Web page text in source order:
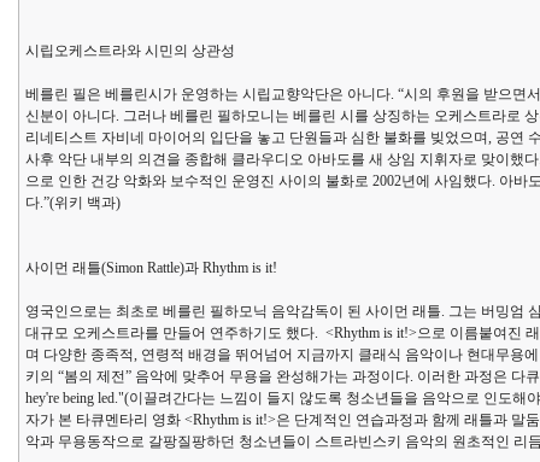
시립오케스트라와 시민의 상관성
베를린 필은 베를린시가 운영하는 시립교향악단은 아니다. “시의 후원을 받으
신분이 아니다. 그러나 베를린 필하모니는 베를린 시를 상징하는 오케스트라로
리네티스트 자비네 마이어의 입단을 놓고 단원들과 심한 불화를 빚었으며, 공연
사후 악단 내부의 의견을 종합해 클라우디오 아바도를 새 상임 지휘자로 맞이했
으로 인한 건강 악화와 보수적인 운영진 사이의 불화로 2002년에 사임했다. 아
다.”(위키 백과)
사이먼 래틀(Simon Rattle)과 Rhythm is it!
영국인으로는 최초로 베를린 필하모닉 음악감독이 된 사이먼 래틀. 그는 버밍엄
대규모 오케스트라를 만들어 연주하기도 했다. <Rhythm is it!>으로 이름붙여진
며 다양한 종족적, 연령적 배경을 뛰어넘어 지금까지 클래식 음악이나 현대무용
키의 “봄의 제전” 음악에 맞추어 무용을 완성해가는 과정이다. 이러한 과정은 다
hey're being led."(이끌려간다는 느낌이 들지 않도록 청소년들을 음악으로 인도
자가 본 타큐멘타리 영화 <Rhythm is it!>은 단계적인 연습과정과 함께 래틀과
악과 무용동작으로 갈팡질팡하던 청소년들이 스트라빈스키 음악의 원초적인